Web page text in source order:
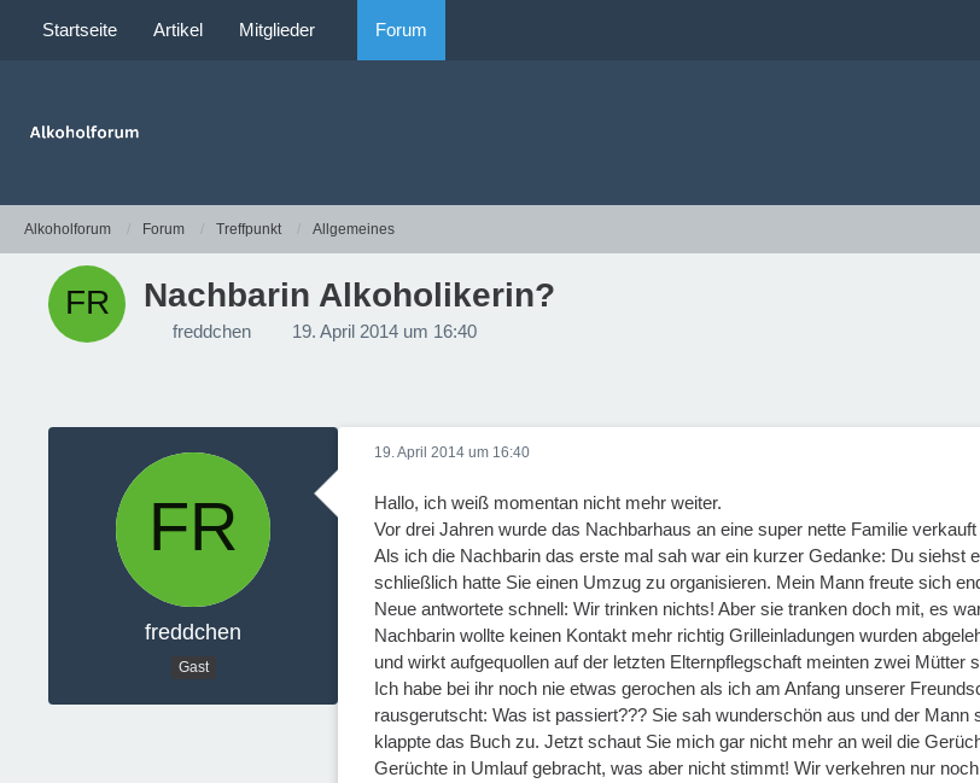
Startseite Artikel Mitglieder Forum
Alkoholforum Forum Treffpunkt Allgemeines
Nachbarin Alkoholikerin?
freddchen 19. April 2014 um 16:40
freddchen
Gast
19. April 2014 um 16:40
Hallo, ich weiß momentan nicht mehr weiter.
Vor drei Jahren wurde das Nachbarhaus an eine super nette Familie
Als ich die Nachbarin das erste mal sah war ein kurzer Gedanke: Du
schließlich hatte Sie einen Umzug zu organisieren. Mein Mann freute sich
Neue antwortete schnell: Wir trinken nichts! Aber sie tranken doch mit, es
Nachbarin wollte keinen Kontakt mehr richtig Grilleinladungen wurden
und wirkt aufgequollen auf der letzten Elternpflegschaft meinten zwei Mütter
Ich habe bei ihr noch nie etwas gerochen als ich am Anfang unserer
rausgerutscht: Was ist passiert??? Sie sah wunderschön aus und der
klappte das Buch zu. Jetzt schaut Sie mich gar nicht mehr an weil die
Gerüchte in Umlauf gebracht, was aber nicht stimmt! Wir verkehren nur